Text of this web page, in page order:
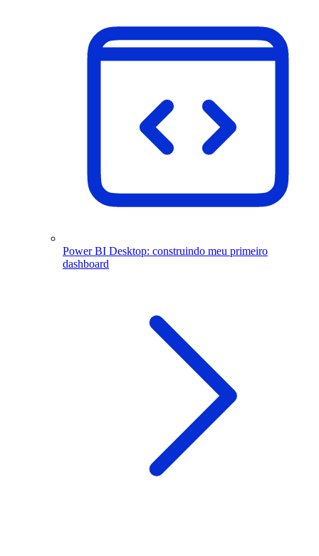
Power BI Desktop: construindo meu primeiro
dashboard